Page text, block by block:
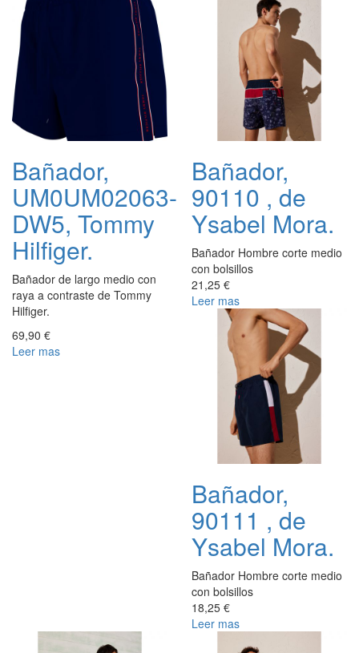
Bañador,
UM0UM02063-
DW5, Tommy
Hilfiger.
Bañador de largo medio con
raya a contraste de Tommy
Hilfiger.
69,90 €
Leer mas
Bañador,
90110 , de
Ysabel Mora.
Bañador Hombre corte medio
con bolsillos
21,25 €
Leer mas
Bañador,
90111 , de
Ysabel Mora.
Bañador Hombre corte medio
con bolsillos
18,25 €
Leer mas